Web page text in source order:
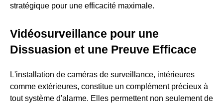
stratégique pour une efficacité maximale.
Vidéosurveillance pour une
Dissuasion et une Preuve Efficace
L'installation de caméras de surveillance, intérieures
comme extérieures, constitue un complément précieux à
tout système d'alarme. Elles permettent non seulement de